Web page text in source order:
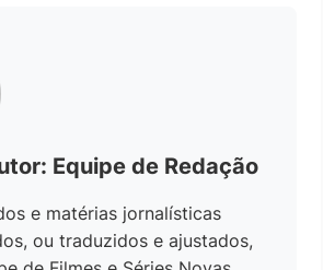
Equipe de Redação
e matérias jornalísticas
ou traduzidos e ajustados,